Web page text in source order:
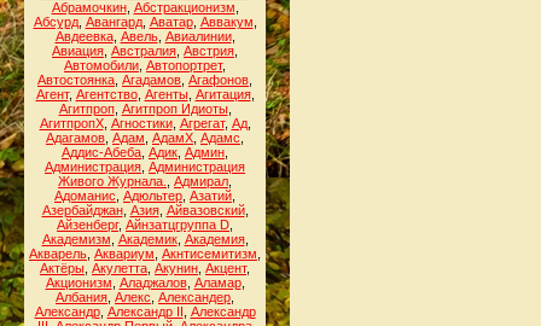
Абрамочкин, Абстракционизм
Абсурд, Авангард, Аватар, Аввакум
Авдеевка, Авель, Авиалинии,
Авиация Австралия Австрия
Автомобили Автопортрет,
Автостоянка Агадамов Агафонов
Агент, Агентство, Агенты, Агитация,
Агитпроп, Агитпроп Идиоты,
АгитпропХ, Агностики, Агрегат, Ад,
Адагамов Адам АдамХ Адамс
Аддис-Абеба Адик Админ
Администрация Администрация
Живого Журнала.
Адмирал
Адоманис Адюльтер Азатий
Азербайджан, Азия, Айвазовский,
Айзенберг, Айнзатцгруппа D
Академизм Академик, Академия,
Акварель Аквариум Акнтисемитизм
Актёры Акулетта Акунин Акцент,
Акционизм Аладжалов, Аламар,
Албания Алекс Александер
Александр, Александр II Александр